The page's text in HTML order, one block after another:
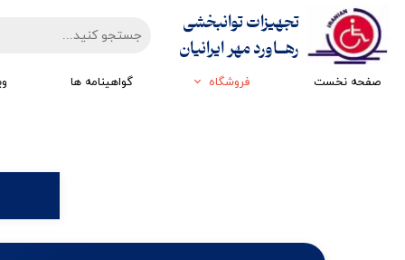
تجهیزات توانبخشی
​​​​​​​رهــاورد مهر ایرانیان
صفحه نخست فروشگاه
تجهیزات مکانوتراپی
گواهینامه ها